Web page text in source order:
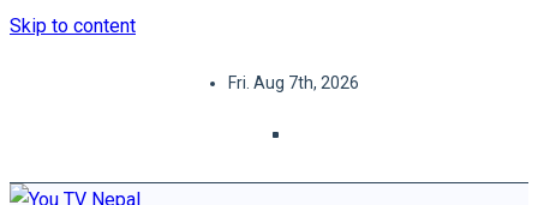
Skip to content
Fri. Aug 7th, 2026